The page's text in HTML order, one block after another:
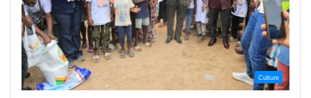
Culture